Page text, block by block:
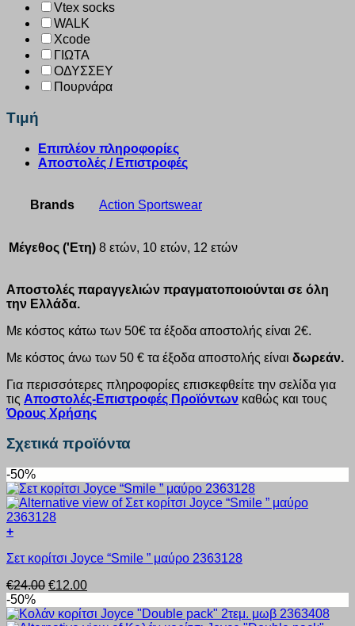
Vtex socks
WALK
Xcode
ΓΙΩΤΑ
ΟΔΥΣΣΕΥ
Πουρνάρα
Τιμή
Επιπλέον πληροφορίες
Αποστολές / Επιστροφές
Brands Action Sportswear
Μέγεθος ('Ετη) 8 ετών, 10 ετών, 12 ετών
Αποστολές παραγγελιών πραγματοποιούνται σε όλη
την Ελλάδα.
Με κόστος κάτω των 50€ τα έξοδα αποστολής είναι 2€.
Με κόστος άνω των 50 € τα έξοδα αποστολής είναι δωρεάν.
Για περισσότερες πληροφορίες επισκεφθείτε την σελίδα για
τις Αποστολές-Επιστροφές Προϊόντων καθώς και τους
Όρους Χρήσης
Σχετικά προϊόντα
-50%
+
το
έχει
πολλαπλές
παραλλαγές.
Σετ κορίτσι Joyce “Smile ” μαύρο 2363128
€24.00 Original
was:
€12.00Η
τιμή
-50%